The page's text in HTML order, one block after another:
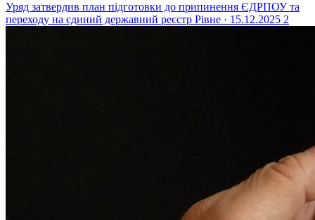
Уряд затвердив план підготовки до припинення ЄДРПОУ та
переходу на єдиний державний реєстр Рівне · 15.12.2025 2